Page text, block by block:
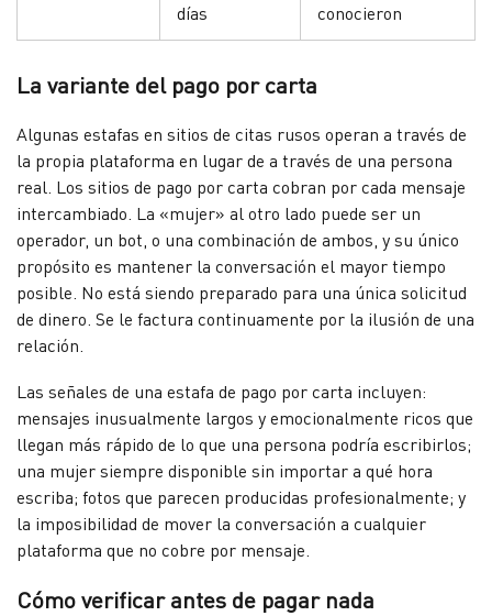
días
conocieron
La variante del pago por carta
Algunas estafas en sitios de citas rusos operan a través de
la propia plataforma en lugar de a través de una persona
real. Los sitios de pago por carta cobran por cada mensaje
intercambiado. La «mujer» al otro lado puede ser un
operador, un bot, o una combinación de ambos, y su único
propósito es mantener la conversación el mayor tiempo
posible. No está siendo preparado para una única solicitud
de dinero. Se le factura continuamente por la ilusión de una
relación.
Las señales de una estafa de pago por carta incluyen:
mensajes inusualmente largos y emocionalmente ricos que
llegan más rápido de lo que una persona podría escribirlos;
una mujer siempre disponible sin importar a qué hora
escriba; fotos que parecen producidas profesionalmente; y
la imposibilidad de mover la conversación a cualquier
plataforma que no cobre por mensaje.
Cómo verificar antes de pagar nada